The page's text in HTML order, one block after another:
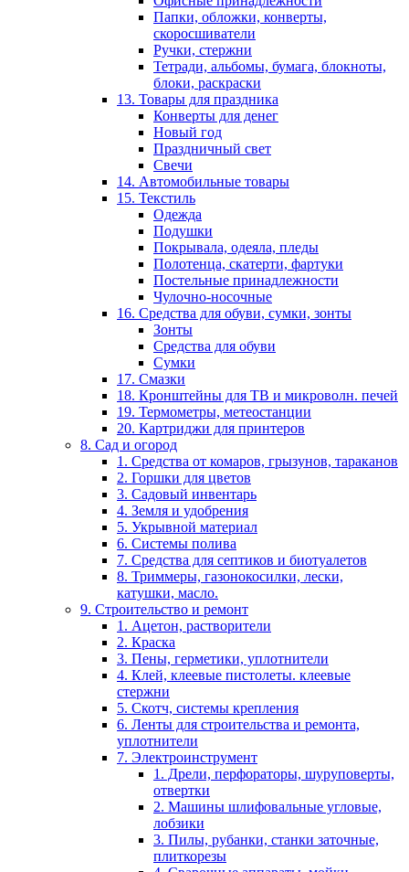
Папки, обложки, конверты,
скоросшиватели
Ручки, стержни
Тетради, альбомы, бумага, блокноты,
блоки, раскраски
13. Товары для праздника
Конверты для денег
Новый год
Праздничный свет
Свечи
14. Автомобильные товары
15. Текстиль
Одежда
Подушки
Покрывала, одеяла, пледы
Полотенца, скатерти, фартуки
Постельные принадлежности
Чулочно-носочные
16. Средства для обуви, сумки, зонты
Зонты
Средства для обуви
Сумки
17. Смазки
18. Кронштейны для ТВ и микроволн. печей
19. Термометры, метеостанции
20. Картриджи для принтеров
8. Сад и огород
1. Средства от комаров, грызунов, тараканов
2. Горшки для цветов
3. Садовый инвентарь
4. Земля и удобрения
5. Укрывной материал
6. Системы полива
7. Средства для септиков и биотуалетов
8. Триммеры, газонокосилки, лески,
катушки, масло.
9. Строительство и ремонт
1. Ацетон, растворители
2. Краска
3. Пены, герметики, уплотнители
4. Клей, клеевые пистолеты. клеевые
стержни
5. Скотч, системы крепления
6. Ленты для строительства и ремонта,
уплотнители
7. Электроинструмент
1. Дрели, перфораторы, шуруповерты,
отвертки
2. Машины шлифовальные угловые,
лобзики
3. Пилы, рубанки, станки заточные,
плиткорезы